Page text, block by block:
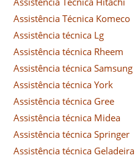
Assistência Técnica Komeco
Assistência técnica Lg
Assistência técnica Rheem
Assistência técnica Samsung
Assistência técnica York
Assistência técnica Gree
Assistência técnica Midea
Assistência técnica Springer
Assistência técnica Geladeira